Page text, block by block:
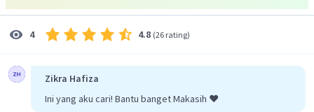
4 4.8 (26 rating)
Zikra Hafiza
Ini yang aku cari! Bantu banget Makasih ❤️